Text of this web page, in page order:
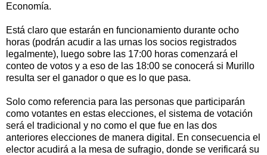
Economía.
Está claro que estarán en funcionamiento durante ocho
horas (podrán acudir a las urnas los socios registrados
legalmente), luego sobre las 17:00 horas comenzará el
conteo de votos y a eso de las 18:00 se conocerá si Murillo
resulta ser el ganador o que es lo que pasa.
Solo como referencia para las personas que participarán
como votantes en estas elecciones, el sistema de votación
será el tradicional y no como el que fue en las dos
anteriores elecciones de manera digital. En consecuencia el
elector acudirá a la mesa de sufragio, donde se verificará su